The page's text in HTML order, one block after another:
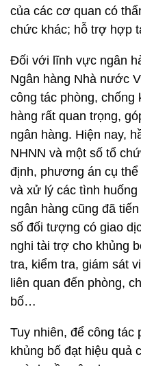
của các cơ quan có
chức khác; hỗ trợ hợp
Đối với lĩnh vực ngân
Ngân hàng Nhà nước
công tác phòng, chống
hàng rất quan trọng,
ngân hàng. Hiện nay,
NHNN và một số tổ
định, phương án cụ
và xử lý các tình
ngân hàng cũng đã
số đối tượng có giao
nghi tài trợ cho khủng
tra, kiểm tra, giám sát
liên quan đến phòng,
bố…
Tuy nhiên, để công tác
khủng bố đạt hiệu quả